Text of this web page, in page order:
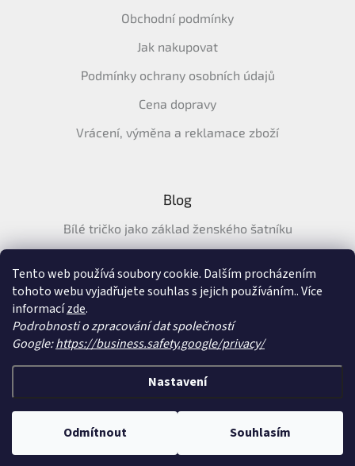
Tento web používá soubory cookie. Dalším procházením
tohoto webu vyjadřujete souhlas s jejich používáním.. Více
informacízde.
Podrobnosti o zpracování dat společností
Google:https://business.safety.google/privacy/
Nastavení
Odmítnout Souhlasím
Obchodní podmínky
Jak nakupovat
Podmínky ochrany osobních údajů
Cena dopravy
Vrácení, výměna a reklamace zboží
Blog
Bílé tričko jako základ ženského šatníku
tričko na léto
Průvodce letními šaty: pohodlné, vzdušné a ženské šaty na
Vytvořil Shoptet &
SatySukne.cz
Upravit nastavení